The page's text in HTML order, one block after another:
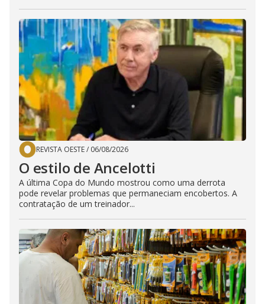
REVISTA OESTE/ 06/08/2026
O estilo de Ancelotti
A última Copa do Mundo mostrou como uma derrota
pode revelar problemas que permaneciam encobertos. A
contratação de um treinador...